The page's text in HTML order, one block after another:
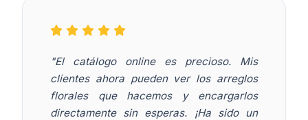
"El catálogo online es precioso. Mis
clientes ahora pueden ver los arreglos
florales que hacemos y encargarlos
directamente sin esperas. ¡Ha sido un